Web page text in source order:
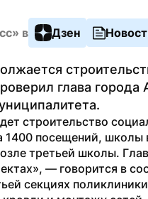
в Дзен
глава
строительство
1400 посещений,
третьей школы.
— говорится в
секциях